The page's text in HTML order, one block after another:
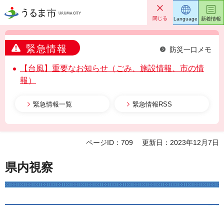
うるま市 閉じる
緊急情報 防災一口メモ
【台風】重要なお知らせ（ごみ、施設情報、市の情
報）
緊急情報一覧 緊急情報RSS
Language 新着情報
ページID：709 更新日：2023年12月7日
県内視察